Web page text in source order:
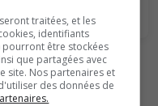
sur le Top !
traitées, et les
identifiants
pourront être stockées
que partagées avec
site. Nos partenaires et
des données de